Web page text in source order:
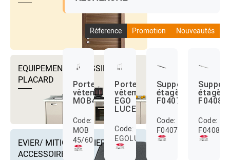
EQUIPEMENTS DRESSING ET
PLACARD
EVIER/ MITIGEUR EVIER ET
ACCESSOIRES
Réference Promotion Nouveautés
Porte
vêtement
MOB45/60
Code:
MOB
45/60
Porte
vêtement
EGO
LUCE
Code:
EGOLUCE
Support
étagère
F040717
Code:
F040717
étagère
Code:
F040817